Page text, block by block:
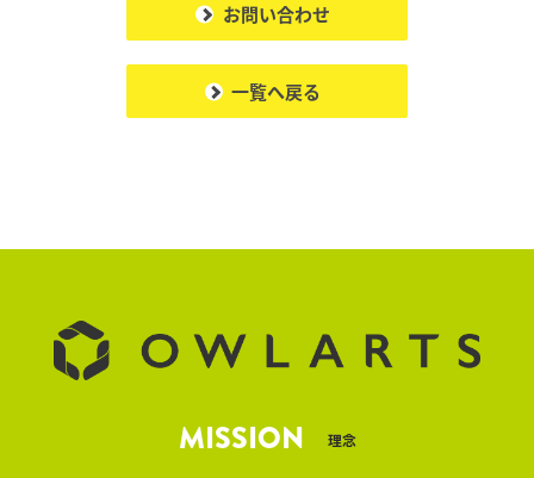
お問い合わせ
一覧へ戻る
MISSION 理念